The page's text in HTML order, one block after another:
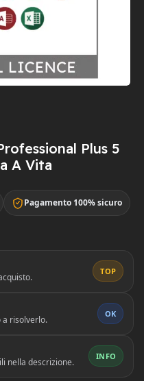
Plus 5
A Vita
Pagamento 100% sicuro
TOP
a risolverlo.
OK
nella descrizione.
INFO